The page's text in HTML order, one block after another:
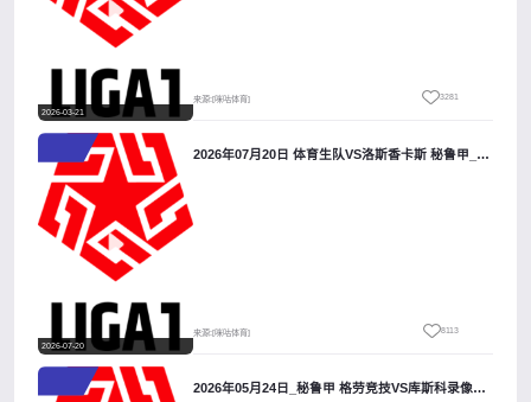
2026-03-21
来源:[咪咕体育] 3281
2026-07-20
2026年07月20日 体育生队VS洛斯香卡斯 秘鲁甲_全场录像【视频集锦】
来源:[咪咕体育] 8113
2026年05月24日_秘鲁甲 格劳竞技VS库斯科录像_全场录像【全场回放】